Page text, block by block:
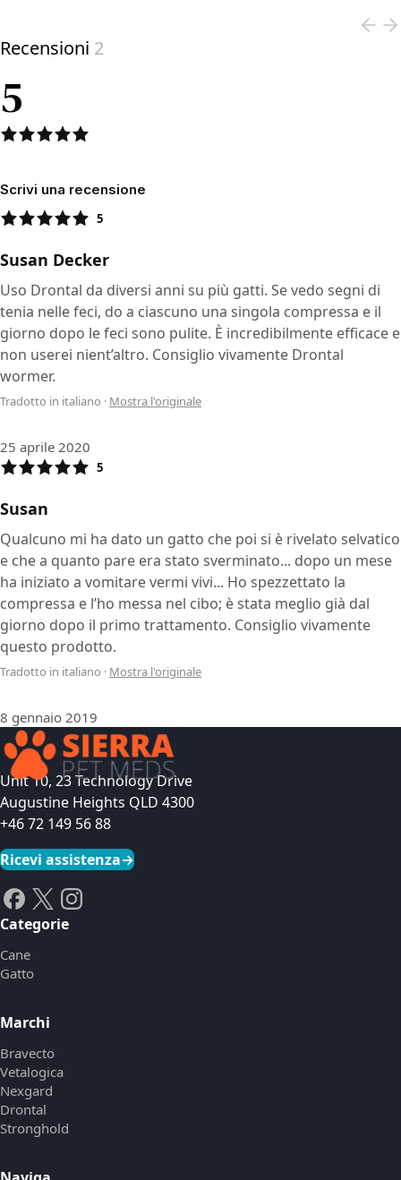
Recensioni 2
5
Scrivi una recensione
5
Susan Decker
Uso Drontal da diversi anni su più gatti. Se vedo segni di
tenia nelle feci, do a ciascuno una singola compressa e il
giorno dopo le feci sono pulite. È incredibilmente efficace e
non userei nient’altro. Consiglio vivamente Drontal
wormer.
Tradotto in italiano · Mostra l'originale
25 aprile 2020
5
Susan
Qualcuno mi ha dato un gatto che poi si è rivelato selvatico
e che a quanto pare era stato sverminato... dopo un mese
ha iniziato a vomitare vermi vivi... Ho spezzettato la
compressa e l’ho messa nel cibo; è stata meglio già dal
giorno dopo il primo trattamento. Consiglio vivamente
questo prodotto.
Tradotto in italiano · Mostra l'originale
8 gennaio 2019
Unit 10, 23 Technology Drive
Augustine Heights QLD 4300
+46 72 149 56 88
Ricevi assistenza→
Categorie
Cane
Gatto
Marchi
Bravecto
Vetalogica
Nexgard
Drontal
Stronghold